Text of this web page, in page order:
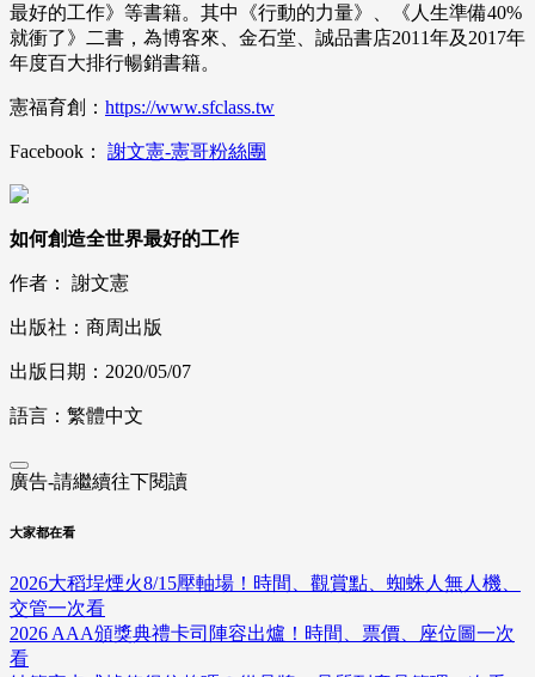
最好的工作》等書籍。其中《行動的力量》、《人生準備40%
就衝了》二書，為博客來、金石堂、誠品書店2011年及2017年
年度百大排行暢銷書籍。
憲福育創： https://www.sfclass.tw
Facebook： 謝文憲-憲哥粉絲團
如何創造全世界最好的工作
作者： 謝文憲
出版社：商周出版
出版日期：2020/05/07
語言：繁體中文
廣告-請繼續往下閱讀
大家都在看
2026大稻埕煙火8/15壓軸場！時間、觀賞點、蜘蛛人無人機、
交管一次看
2026 AAA頒獎典禮卡司陣容出爐！時間、票價、座位圖一次
看